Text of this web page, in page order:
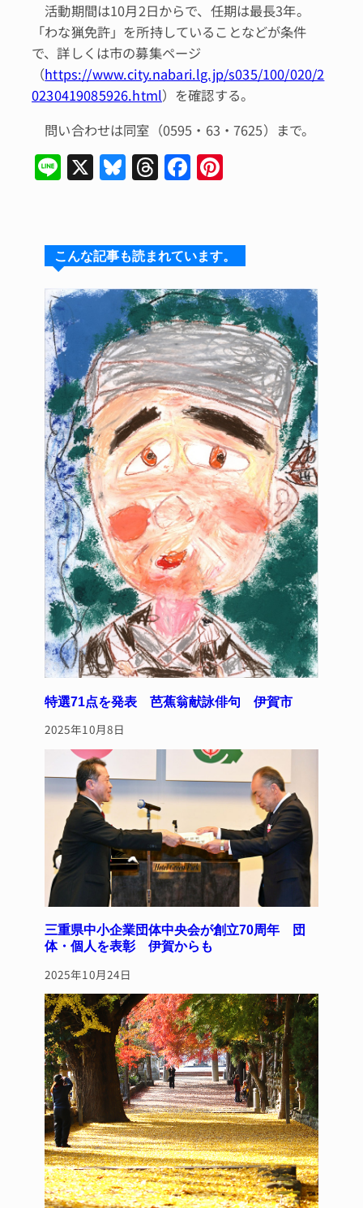
活動期間は10月2日からで、任期は最長3年。
「わな猟免許」を所持していることなどが条件
で、詳しくは市の募集ページ
（https://www.city.nabari.lg.jp/s035/100/020/2
0230419085926.html）を確認する。
問い合わせは同室（0595・63・7625）まで。
Li X Bl
s
k
y
T
a
d
s
F
e
b
o
o
k
re
st
こんな記事も読まれています。
特選71点を発表 芭蕉翁献詠俳句 伊賀市
2025年10月8日
三重県中小企業団体中央会が創立70周年 団
体・個人を表彰 伊賀からも
2025年10月24日